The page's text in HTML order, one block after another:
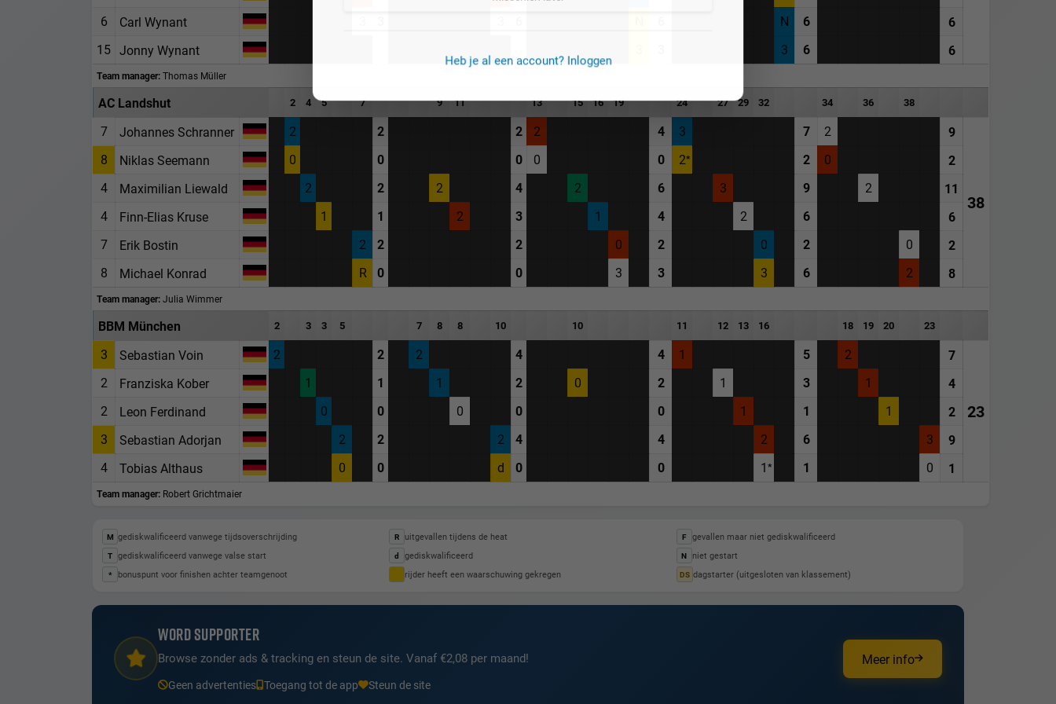
6
Carl Wynant N 6
6
15 Jonny Wynant 3 6 6
Team manager:Thomas Müller
AC Landshut 2 4 5 7 9 11 13 15 16 19 24 27 29 32 34 36 38
7 Johannes Schranner 2 2 2 2 4 3 7 2 9
38
8 Niklas Seemann 0 0 0 0 0 2 2 0
2
4
Maximilian Liewald 2 2 2 4 2 6 3 9 2
11
4
Finn-Elias Kruse 1 1 2 3 1 4 2 6
6
7
Erik Bostin 2 2 2 0 2 0 2 0
2
8
Michael Konrad R 0 0 3 3 3 6 2 8
Team manager:Julia Wimmer
BBM München 2 3 3 5 7 8 8 10 10 11 12 13 16 18 19 20 23
3 Sebastian Voin 2 2 2 4 4 1 5 2 7
23
2 Franziska Kober 1 1 1 2 0 2 1 3 1
4
2
Leon Ferdinand 0 0 0 0 0 1 1 1
2
3
Sebastian Adorjan 2 2 2 4 4 2 6 3
9
4
Tobias Althaus 0 0 d 0 0 1 1 0 1
Team manager: Robert Grichtmaier
M gediskwalificeerd vanwege tijdsoverschrijding R uitgevallen tijdens de heat F gevallen maar niet gediskwalificeerd
T gediskwalificeerd vanwege valse start d gediskwalificeerd N niet gestart
* bonuspunt voor finishen achter teamgenoot rijder heeft een waarschuwing gekregen DS dagstarter (uitgesloten van klassement)
WORD SUPPORTER
Browse zonder ads & tracking en steun de site. Vanaf €2,08 per maand!
Geen advertenties Toegang tot de app Steun de site
Meer info
Heb je al een account? Inloggen